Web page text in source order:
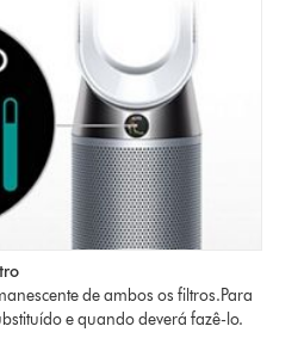
de ambos os filtros.Para
e quando deverá fazê-lo.